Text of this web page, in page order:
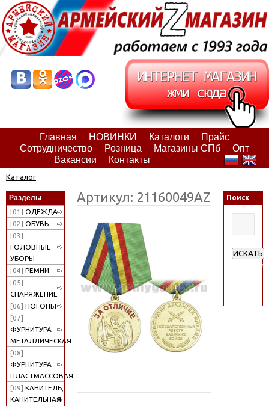
Главная НОВИНКИ Каталоги
Прайс
Сотрудничество
Розница Магазины СПб
Опт
Вакансии
Контакты
Каталог
Разделы
[01] ОДЕЖДА
[02] ОБУВЬ
[03]
ГОЛОВНЫЕ
УБОРЫ
[04] РЕМНИ
[05]
СНАРЯЖЕНИЕ
[06] ПОГОНЫ
[07]
ФУРНИТУРА
МЕТАЛЛИЧЕСКАЯ
[08]
ФУРНИТУРА
ПЛАСТМАССОВАЯ
[09] КАНИТЕЛЬ,
КАНИТЕЛЬНАЯ
Артикул: 21160049АZ Поиск
ИСКАТЬ